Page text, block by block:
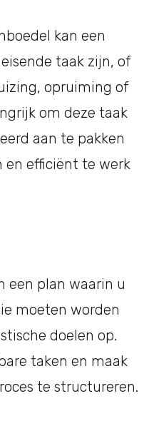
kan een
taak zijn, of
opruiming of
om deze taak
aan te pakken
en efficiënt te werk
een plan waarin u
moeten worden
doelen op.
taken en maak
te structureren.